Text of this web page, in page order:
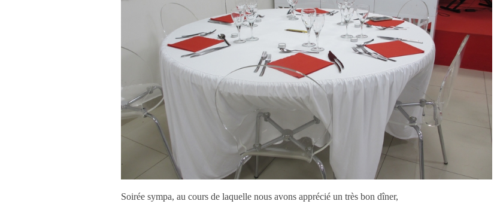
Soirée sympa, au cours de laquelle nous avons apprécié un très bon dîner,